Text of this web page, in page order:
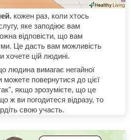
кожен раз, коли хтось
яке заподіює вам
відповісти, що вам
Це дасть вам можливість
хочете цій людині.
людина вимагає негайної
можете повернутися до цієї
якщо зрозумієте, що це
ж ви погодитеся відразу, то
свою участь.